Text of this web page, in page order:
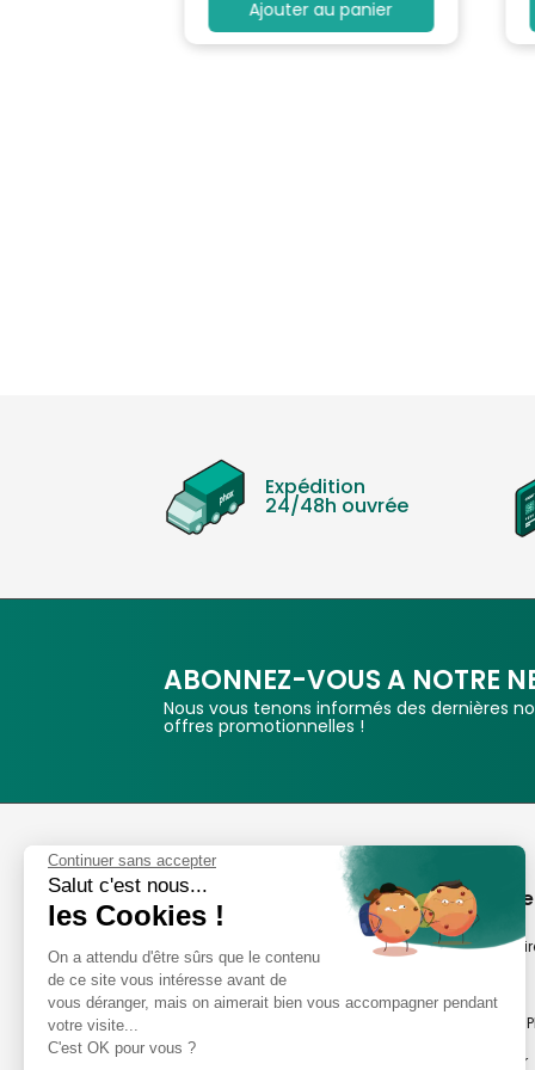
Ajouter au panier
Expédition
24/48h ouvrée
ABONNEZ-VOUS A NOTRE
Nous vous tenons informés des dernières
offres promotionnelles !
Phox
Spécialiste de l'image
Suivez-nous
Avis clients
A propos
Notre savoir-
Nos magasins
Notre newsletter
Continuer sans accepter
Salut c'est nous...
les Cookies !
On a attendu d'être sûrs que le contenu
de ce site vous intéresse avant de
vous déranger, mais on aimerait bien vous accompagner pendant
votre visite...
C'est OK pour vous ?